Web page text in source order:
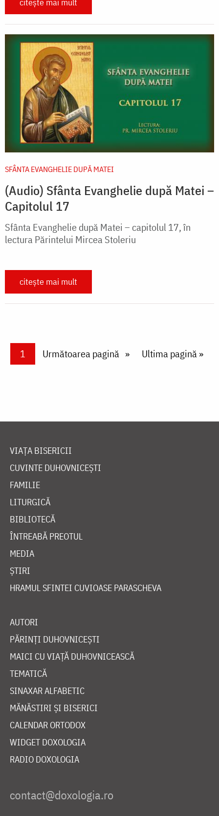
citește mai mult
SFÂNTA EVANGHELIE DUPĂ MATEI
(Audio) Sfânta Evanghelie după Matei –
Capitolul 17
Sfânta Evanghelie după Matei – capitolul 17, în
lectura Părintelui Mircea Stoleriu
citește mai mult
PaginareCurrent page
1 Next page
Următoarea pagină Last page
Ultima pagină »
VIAȚA BISERICII
CUVINTE DUHOVNICEȘTI
FAMILIE
LITURGICĂ
BIBLIOTECĂ
ÎNTREABĂ PREOTUL
MEDIA
ȘTIRI
HRAMUL SFINTEI CUVIOASE PARASCHEVA
AUTORI
PĂRINȚI DUHOVNICEȘTI
MAICI CU VIAȚĂ DUHOVNICEASCĂ
TEMATICĂ
SINAXAR ALFABETIC
MĂNĂSTIRI ȘI BISERICI
CALENDAR ORTODOX
WIDGET DOXOLOGIA
RADIO DOXOLOGIA